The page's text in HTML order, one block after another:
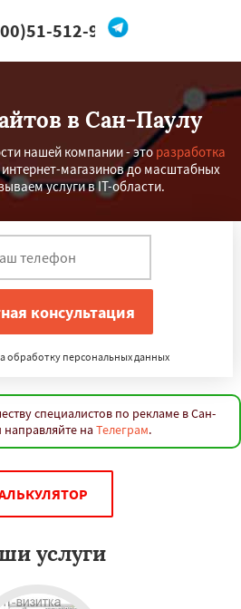
512-96
мне
в Сан-Паулу
нашей компании - эторазработка
интернет-магазинов до масштабных
услуги в IT-области.
обработку персональных данных
специалистов по рекламе в Сан-
направляйте на Телеграм.
услуги